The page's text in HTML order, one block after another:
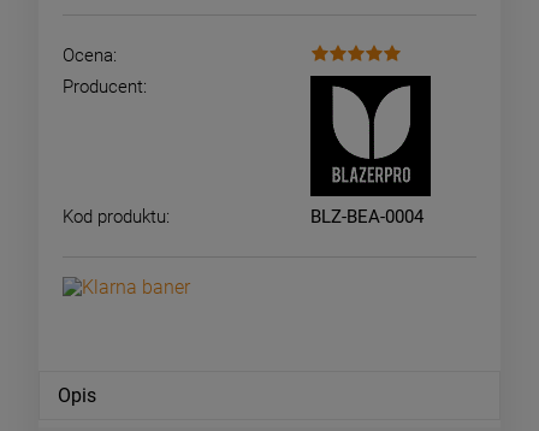
Ocena:
Producent:
Kod produktu: BLZ-BEA-0004
Opis